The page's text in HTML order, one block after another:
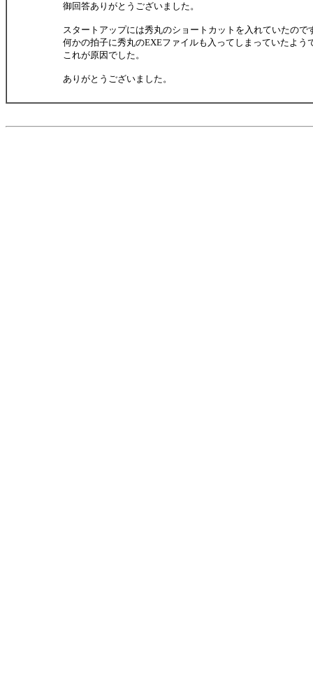
御回答ありがとうございました。
スタートアップには秀丸のショートカットを入れていたので
何かの拍子に秀丸のEXEファイルも入ってしまっていたよう
これが原因でした。
ありがとうございました。